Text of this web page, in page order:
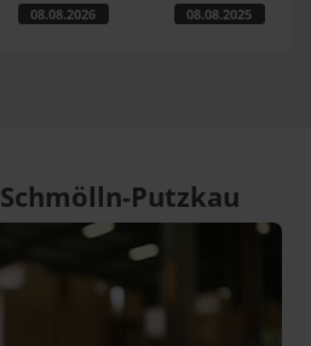
08.08.2026 08.08.2025
Putzkau